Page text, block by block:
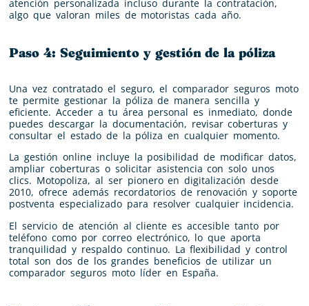
atención personalizada incluso durante la contratación,
algo que valoran miles de motoristas cada año.
Paso 4: Seguimiento y gestión de la póliza
Una vez contratado el seguro, el comparador seguros moto
te permite gestionar la póliza de manera sencilla y
eficiente. Acceder a tu área personal es inmediato, donde
puedes descargar la documentación, revisar coberturas y
consultar el estado de la póliza en cualquier momento.
La gestión online incluye la posibilidad de modificar datos,
ampliar coberturas o solicitar asistencia con solo unos
clics. Motopoliza, al ser pionero en digitalización desde
2010, ofrece además recordatorios de renovación y soporte
postventa especializado para resolver cualquier incidencia.
El servicio de atención al cliente es accesible tanto por
teléfono como por correo electrónico, lo que aporta
tranquilidad y respaldo continuo. La flexibilidad y control
total son dos de los grandes beneficios de utilizar un
comparador seguros moto líder en España.